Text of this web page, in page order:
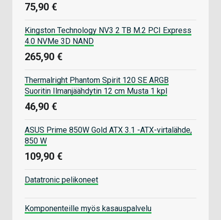
75,90 €
Kingston Technology NV3 2 TB M.2 PCI Express
4.0 NVMe 3D NAND
265,90 €
Thermalright Phantom Spirit 120 SE ARGB
Suoritin Ilmanjäähdytin 12 cm Musta 1 kpl
46,90 €
ASUS Prime 850W Gold ATX 3.1 -ATX-virtalähde,
850 W
109,90 €
Datatronic pelikoneet
Komponenteille myös kasauspalvelu